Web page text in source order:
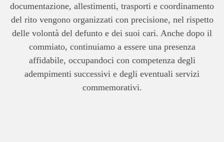
documentazione, allestimenti, trasporti e coordinamento
del rito vengono organizzati con precisione, nel rispetto
delle volontà del defunto e dei suoi cari. Anche dopo il
commiato, continuiamo a essere una presenza
affidabile, occupandoci con competenza degli
adempimenti successivi e degli eventuali servizi
commemorativi.